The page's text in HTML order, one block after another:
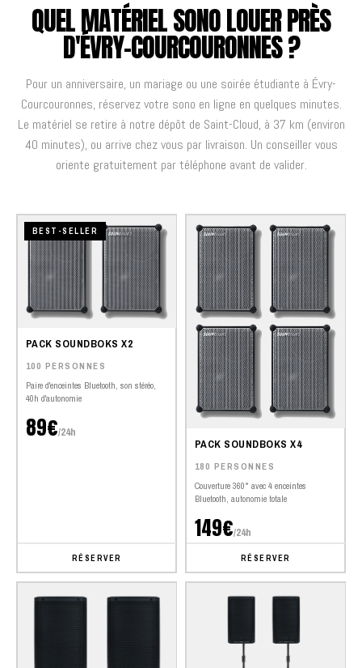
QUEL MATÉRIEL SONO LOUER PRÈS
D'ÉVRY-COURCOURONNES ?
Pour un anniversaire, un mariage ou une soirée étudiante à Évry-
Courcouronnes, réservez votre sono en ligne en quelques minutes.
Le matériel se retire à notre dépôt de Saint-Cloud, à 37 km (environ
40 minutes), ou arrive chez vous par livraison. Un conseiller vous
oriente gratuitement par téléphone avant de valider.
BEST-SELLER
PACK SOUNDBOKS X2
100 PERSONNES
Paire d'enceintes Bluetooth, son stéréo,
40h d'autonomie
89€/24h
RÉSERVER
PACK SOUNDBOKS X4
180 PERSONNES
Couverture 360° avec 4 enceintes
Bluetooth, autonomie totale
149€/24h
RÉSERVER